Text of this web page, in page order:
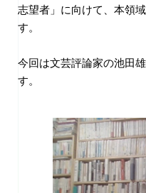
志望者」に向けて
、本領
す。
今回は文芸評論家の池田
す。